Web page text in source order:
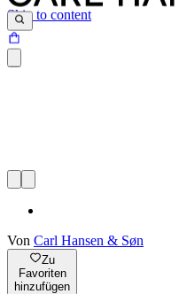
Skip to content
Von Carl Hansen & Søn
Zu
Favoriten
hinzufügen